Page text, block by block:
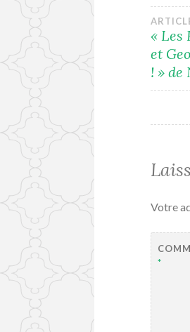
de
« Les
et
! »
Votre
*